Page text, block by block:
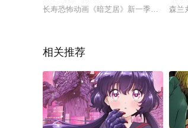
长寿恐怖动画《暗芝居》新一季将于2025
森兰
相关推荐